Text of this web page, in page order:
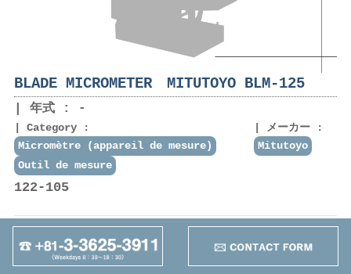
BLADE MICROMETER MITUTOYO BLM-125
年式 : -
Category :
Micromètre (appareil de mesure)
Outil de mesure
メーカー :
Mitutoyo
122-105